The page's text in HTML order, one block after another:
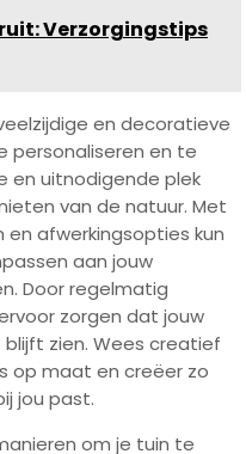
Verzorgingstips
en decoratieve
personaliseren en te
en uitnodigende plek
van de natuur. Met
afwerkingsopties kun
aan jouw
Door regelmatig
zorgen dat jouw
zien. Wees creatief
op maat en creëer zo
jou past.
om je tuin te